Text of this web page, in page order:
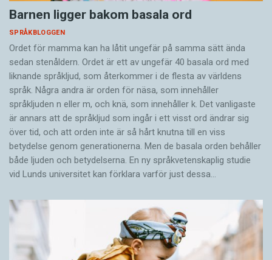
Barnen ligger bakom basala ord
SPRÅKBLOGGEN
Ordet för mamma kan ha låtit ungefär på samma sätt ända
sedan stenåldern. Ordet är ett av ungefär 40 basala ord med
liknande språkljud, som återkommer i de flesta av världens
språk. Några andra är orden för näsa, som innehåller
språkljuden n eller m, och knä, som innehåller k. Det vanligaste
är annars att de språkljud som ingår i ett visst ord ändrar sig
över tid, och att orden inte är så hårt knutna till en viss
betydelse genom generationerna. Men de basala orden behåller
både ljuden och betydelserna. En ny språkvetenskaplig studie
vid Lunds universitet kan förklara varför just dessa…